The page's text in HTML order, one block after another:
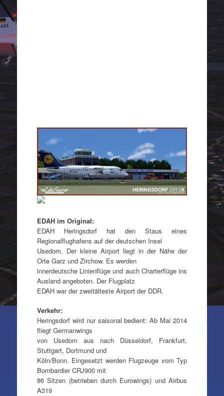
EDAH im Original:
EDAH Heringsdorf hat den Staus eines
Regionalflughafens auf der deutschen Insel
Usedom. Der kleine Airport liegt in der Nähe der
Orte Garz und Zirchow. Es werden
innerdeutsche Linienflüge und auch Charterflüge ins
Ausland angeboten. Der Flugplatz
EDAH war der zweitälteste Airport der DDR.
Verkehr:
Heringsdorf wird nur saisonal bedient: Ab Mai 2014
fliegt Germanwings
von Usedom aus nach Düsseldorf, Frankfurt,
Stuttgart, Dortmund und
Köln/Bonn. Eingesetzt werden Flugzeuge vom Typ
Bombardier CRJ900 mit
86 Sitzen (betrieben durch Eurowings) und Airbus
A319